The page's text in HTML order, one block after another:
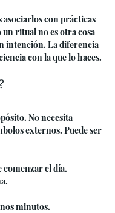
asociarlos con prácticas
ritual no es otra cosa
intención. La diferencia
con la que lo haces.
No necesita
externos. Puede ser
el día.
minutos.